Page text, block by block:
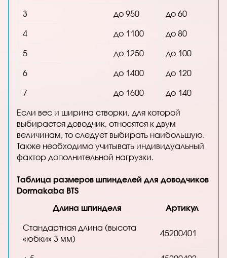
3 до 950 до 60
4 до 1100 до 80
5 до 1250 до 100
6 до 1400 до 120
7 до 1600 до 140
Если вес и ширина створки, для которой
выбирается доводчик, относятся к двум
величинам, то следует выбирать наибольшую.
Также необходимо учитывать индивидуальный
фактор дополнительной нагрузки.
Таблица размеров шпинделей для доводчиков
Dormakaba BTS
Длина шпинделя
Артикул
Стандартная длина (высота
«юбки» 3 мм)
45200401